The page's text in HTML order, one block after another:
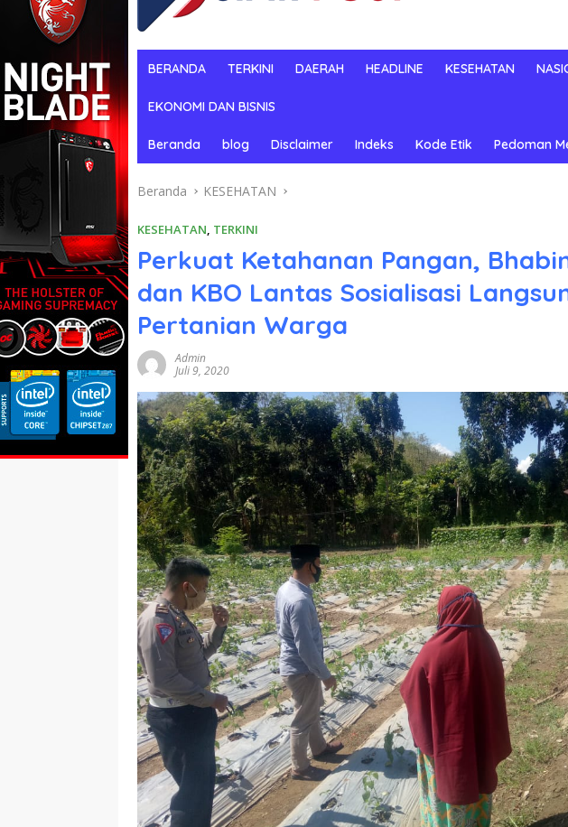
BERANDA TERKINI DAERAH HEADLINE KESEHATAN
EKONOMI DAN BISNIS
Beranda blog Disclaimer Indeks Kode Etik Pedoman
Beranda KESEHATAN
KESEHATAN, TERKINI
Perkuat Ketahanan Pangan,
dan KBO Lantas Sosialisasi
Pertanian Warga
Admin
Juli 9, 2020